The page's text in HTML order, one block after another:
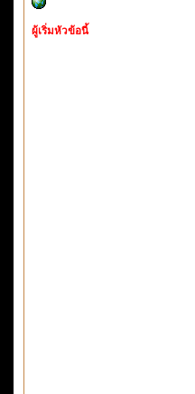
ผู้เริ่มหัวข้อนี้